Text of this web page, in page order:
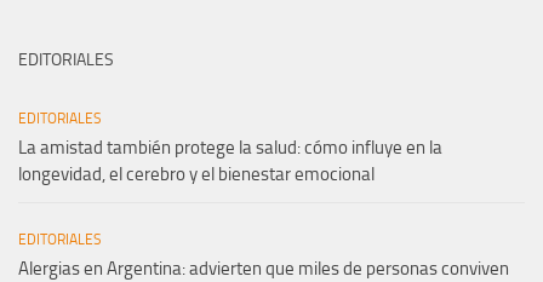
EDITORIALES
EDITORIALES
La amistad también protege la salud: cómo influye en la
longevidad, el cerebro y el bienestar emocional
EDITORIALES
Alergias en Argentina: advierten que miles de personas conviven